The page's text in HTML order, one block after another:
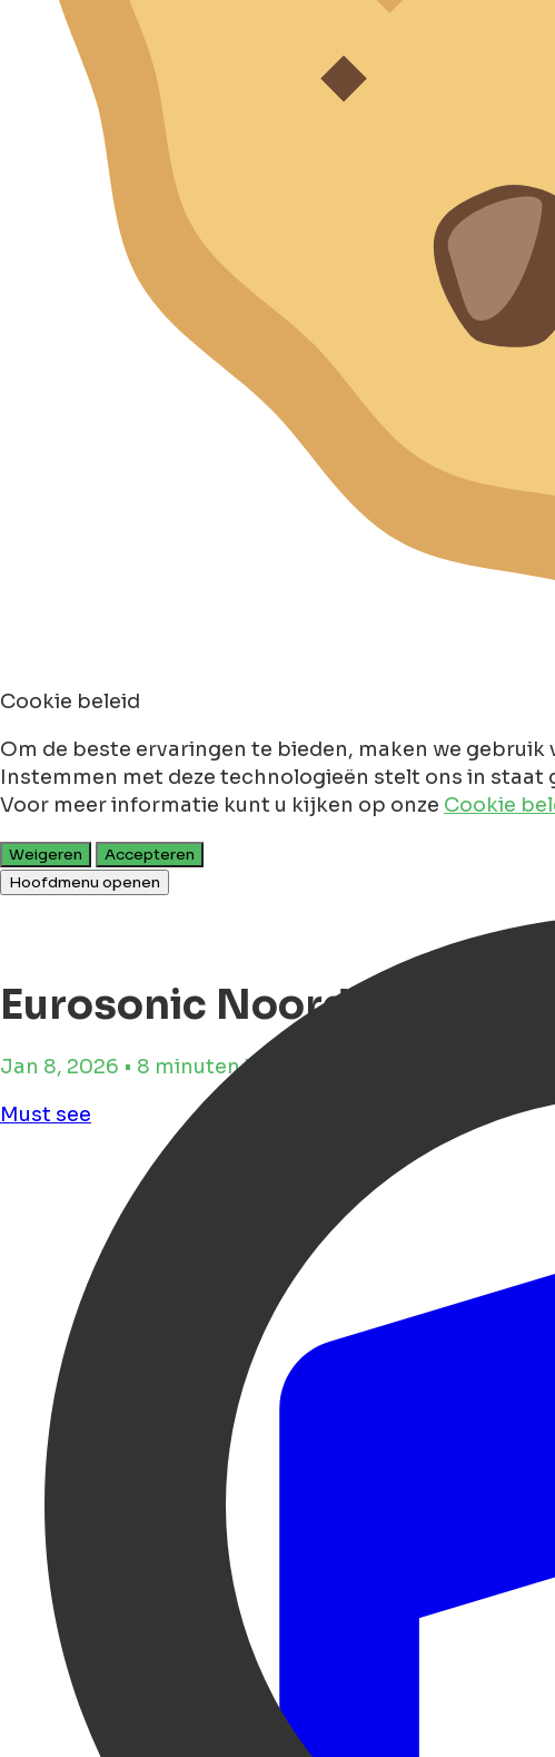
Cookie beleid
Om de beste ervaringen te bieden, maken we
Instemmen met deze technologieën stelt ons in staat
Voor meer informatie kunt u kijken op onze Cookie
Weigeren
Accepteren
Hoofdmenu openen
Eurosonic Noorderslag
Jan 8, 2026 • 8 minuten leestijd
Must see